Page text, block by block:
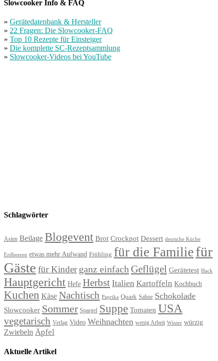
Slowcooker Info & FAQ
» Gerätedatenbank & Hersteller
» 22 Fragen: Die Slowcooker-FAQ
» Top 10 Rezepte für Einsteiger
» Die komplette SC-Rezeptsammlung
» Slowcooker-Videos bei YouTube
Schlagwörter
Asien Beilage Blogevent Brot Crockpot Dessert deutsche Küche
Erdbeeren etwas mehr Aufwand Frühling für die Familie für
Gäste für Kinder ganz einfach Geflügel Gerätetest Hack
Hauptgericht Hefe Herbst Italien Kartoffeln Kochbuch
Kuchen Käse Nachtisch Paprika Quark Sahne Schokolade
Slowcooker Sommer Spargel Suppe Tomaten USA
vegetarisch Verlag Video Weihnachten wenig Arbeit Winter würzig
Zwiebeln Äpfel
Aktuelle Artikel